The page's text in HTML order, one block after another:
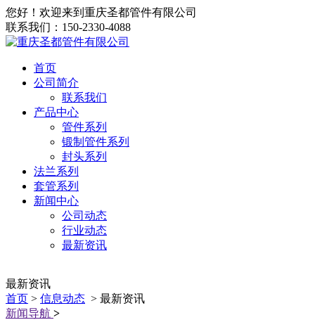
您好！欢迎来到重庆圣都管件有限公司
联系我们：150-2330-4088
首页
公司简介
联系我们
产品中心
管件系列
锻制管件系列
封头系列
法兰系列
套管系列
新闻中心
公司动态
行业动态
最新资讯
最新资讯
首页 > 信息动态 > 最新资讯
新闻导航 >